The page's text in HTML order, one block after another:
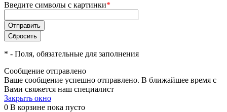
Введите символы с картинки*
* - Поля, обязательные для заполнения
Сообщение отправлено
Ваше сообщение успешно отправлено. В ближайшее время с
Вами свяжется наш специалист
Закрыть окно
0 В корзине пока пусто